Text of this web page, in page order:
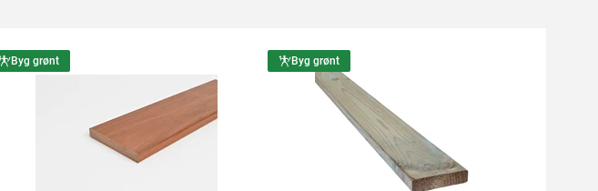
Byg grønt Byg grønt